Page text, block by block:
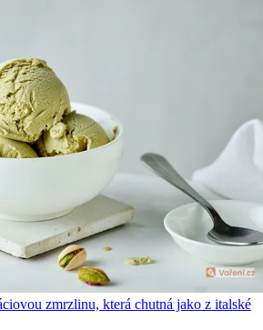
zmrzlinu, která chutná jako z italské